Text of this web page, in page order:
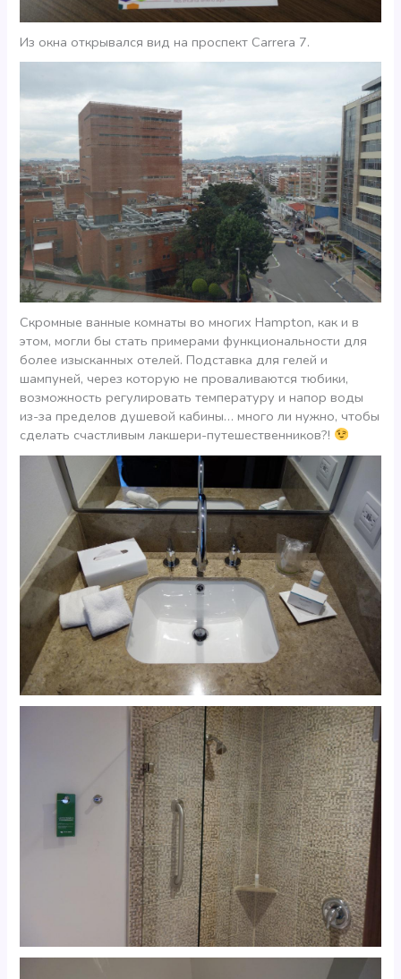
Из окна открывался вид на проспект Carrera 7.
Скромные ванные комнаты во многих Hampton, как и в
этом, могли бы стать примерами функциональности для
более изысканных отелей. Подставка для гелей и
шампуней, через которую не проваливаются тюбики,
возможность регулировать температуру и напор воды
из-за пределов душевой кабины… много ли нужно, чтобы
сделать счастливым лакшери-путешественников?!